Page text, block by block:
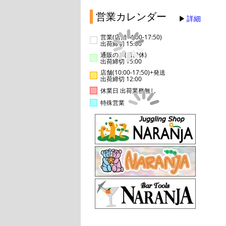
営業カレンダー 詳細
営業(店舗14:00-17:50)
出荷締切 15:00
通販のみ(店舗休)
出荷締切 15:00
店舗(10:00-17:50)+発送
出荷締切 12:00
休業日 出荷業務無し
特殊営業